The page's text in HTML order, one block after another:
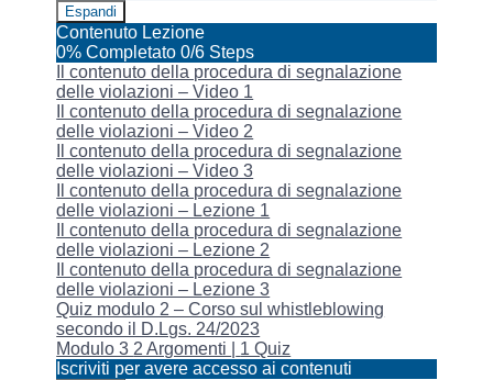
Espandi
Modulo
2
Contenuto Lezione
0% Completato0/6 Steps
Il contenuto della procedura di segnalazione
delle violazioni – Video 1
Il contenuto della procedura di segnalazione
delle violazioni – Video 2
Il contenuto della procedura di segnalazione
delle violazioni – Video 3
Il contenuto della procedura di segnalazione
delle violazioni – Lezione 1
Il contenuto della procedura di segnalazione
delle violazioni – Lezione 2
Il contenuto della procedura di segnalazione
delle violazioni – Lezione 3
Quiz modulo 2 – Corso sul whistleblowing
secondo il D.Lgs. 24/2023
Modulo 3 2 Argomenti
1 Quiz
Iscriviti per avere accesso ai contenuti